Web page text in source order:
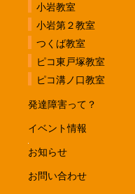
小岩教室
小岩第２教室
つくば教室
ピコ東戸塚教室
ピコ溝ノ口教室
発達障害って？
イベント情報
お知らせ
お問い合わせ